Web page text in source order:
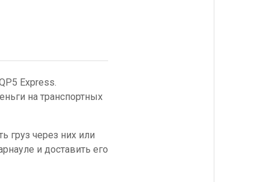
Express.
на транспортных
груз через них или
и доставить его